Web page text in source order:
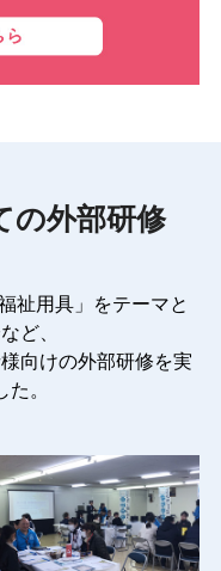
の外部研修
祉用具」をテーマと
ど、
向けの外部研修を実
。